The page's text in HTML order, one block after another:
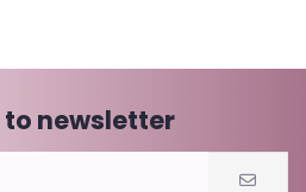
to newsletter